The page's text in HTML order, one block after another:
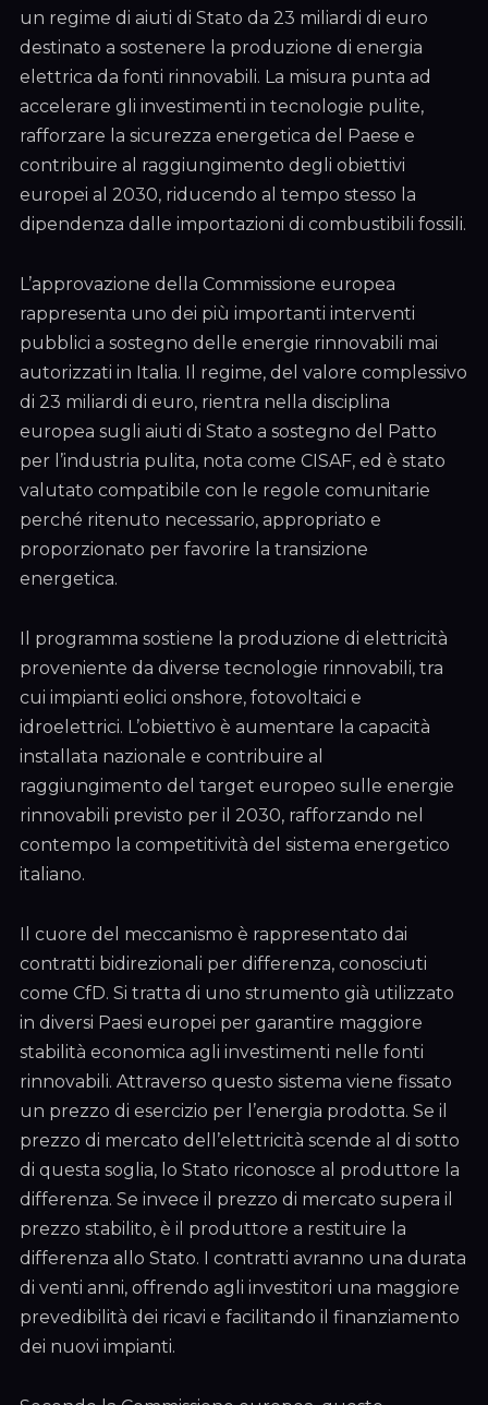
un regime di aiuti di Stato da 23 miliardi di euro
destinato a sostenere la produzione di energia
elettrica da fonti rinnovabili. La misura punta ad
accelerare gli investimenti in tecnologie pulite,
rafforzare la sicurezza energetica del Paese e
contribuire al raggiungimento degli obiettivi
europei al 2030, riducendo al tempo stesso la
dipendenza dalle importazioni di combustibili fossili.
L’approvazione della Commissione europea
rappresenta uno dei più importanti interventi
pubblici a sostegno delle energie rinnovabili mai
autorizzati in Italia. Il regime, del valore complessivo
di 23 miliardi di euro, rientra nella disciplina
europea sugli aiuti di Stato a sostegno del Patto
per l’industria pulita, nota come CISAF, ed è stato
valutato compatibile con le regole comunitarie
perché ritenuto necessario, appropriato e
proporzionato per favorire la transizione
energetica.
Il programma sostiene la produzione di elettricità
proveniente da diverse tecnologie rinnovabili, tra
cui impianti eolici onshore, fotovoltaici e
idroelettrici. L’obiettivo è aumentare la capacità
installata nazionale e contribuire al
raggiungimento del target europeo sulle energie
rinnovabili previsto per il 2030, rafforzando nel
contempo la competitività del sistema energetico
italiano.
Il cuore del meccanismo è rappresentato dai
contratti bidirezionali per differenza, conosciuti
come CfD. Si tratta di uno strumento già utilizzato
in diversi Paesi europei per garantire maggiore
stabilità economica agli investimenti nelle fonti
rinnovabili. Attraverso questo sistema viene fissato
un prezzo di esercizio per l’energia prodotta. Se il
prezzo di mercato dell’elettricità scende al di sotto
di questa soglia, lo Stato riconosce al produttore la
differenza. Se invece il prezzo di mercato supera il
prezzo stabilito, è il produttore a restituire la
differenza allo Stato. I contratti avranno una durata
di venti anni, offrendo agli investitori una maggiore
prevedibilità dei ricavi e facilitando il finanziamento
dei nuovi impianti.